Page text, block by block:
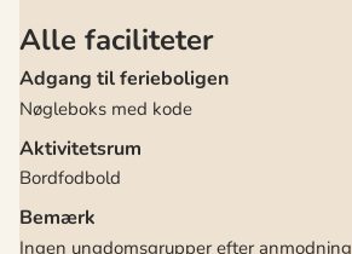
Alle faciliteter
Adgang til ferieboligen
Nøgleboks med kode
Aktivitetsrum
Bordfodbold
Bemærk
Ingen ungdomsgrupper efter anmodning